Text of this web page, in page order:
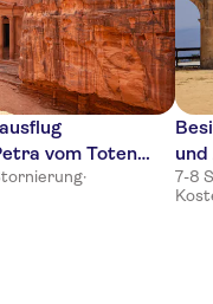
vom Toten
·
und
7-8